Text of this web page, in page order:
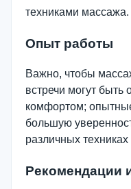
техниками массажа.
Опыт работы
Важно, чтобы
встречи могут
комфортом;
большую
различных
Рекомендации